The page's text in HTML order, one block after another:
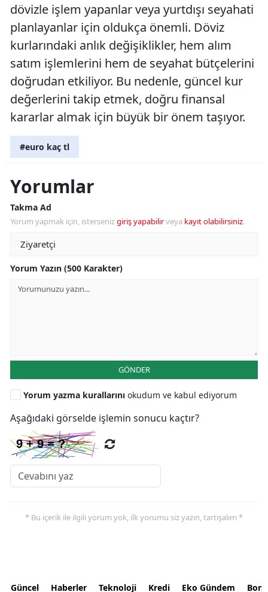
dövizle işlem yapanlar veya yurtdışı seyahati
planlayanlar için oldukça önemli. Döviz
kurlarındaki anlık değişiklikler, hem alım
satım işlemlerini hem de seyahat bütçelerini
doğrudan etkiliyor. Bu nedenle, güncel kur
değerlerini takip etmek, doğru finansal
kararlar almak için büyük bir önem taşıyor.
#euro kaç tl
Yorumlar
Takma Ad
Yorum yapmak için, istersenizgiriş yapabilirveya kayıt olabilirsiniz.
Yorum Yazın (500 Karakter)
GÖNDER
Yorum yazma kurallarını okudum ve kabul ediyorum
Aşağıdaki görselde işlemin sonucu kaçtır?
* Bu içerik ile ilgili yorum yok, ilk yorumu siz yazın, tartışalım *
Güncel Haberler Teknoloji Kredi Eko Gündem